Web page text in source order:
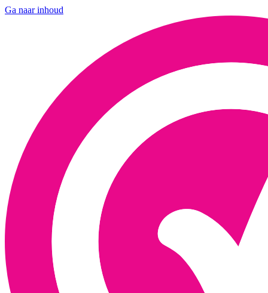
Ga naar inhoud